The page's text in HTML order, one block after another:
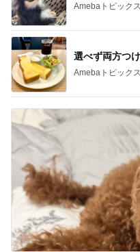
Amebaトピックス
選べず両方つ
Amebaトピックス